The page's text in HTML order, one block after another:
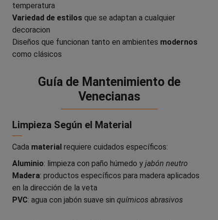
temperatura
Variedad de estilos que se adaptan a cualquier
decoracion
Diseños que funcionan tanto en ambientes modernos
como clásicos
Guía de Mantenimiento de
Venecianas
Limpieza Según el Material
Cada material requiere cuidados específicos:
Aluminio: limpieza con paño húmedo y jabón neutro
Madera: productos específicos para madera aplicados
en la dirección de la veta
PVC: agua con jabón suave sin químicos abrasivos